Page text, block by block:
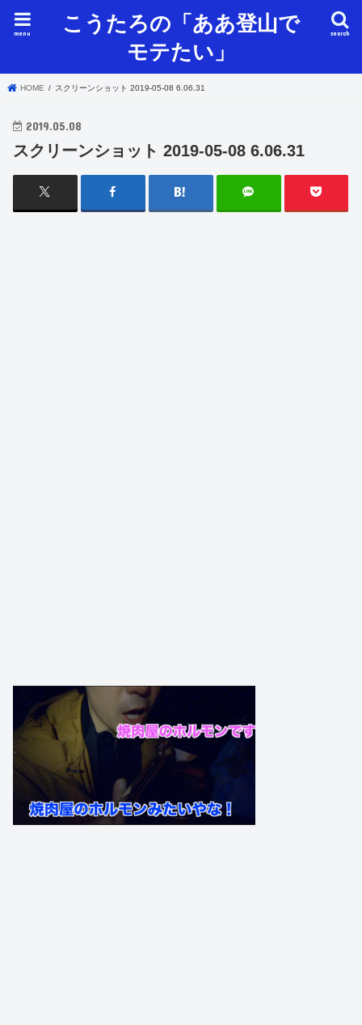
こうたろの「ああ登山で
モテたい」
search
menu
HOME スクリーンショット 2019-05-08 6.06.31
2019.05.08
スクリーンショット 2019-05-08 6.06.31